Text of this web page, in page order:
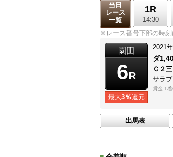
当日
レース
一覧
1R
14:30
※レース番号下部の時刻
園田
6R
最大3％還元
2021
ダ
Ｃ２
サラ
賞金 1
出馬表